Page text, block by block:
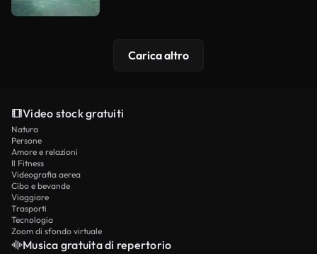
Carica altro
Video stock gratuiti
Natura
Persone
Amore e relazioni
Il Fitness
Videografia aerea
Cibo e bevande
Viaggiare
Trasporti
Tecnologia
Zoom di sfondo virtuale
Musica gratuita di repertorio